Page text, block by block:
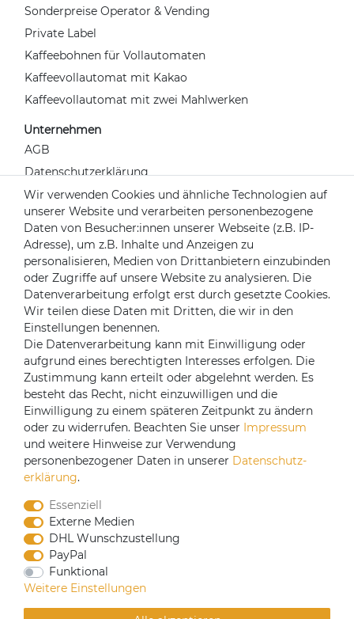
Sonderpreise Operator & Vending
Private Label
Kaffeebohnen für Vollautomaten
Kaffeevollautomat mit Kakao
Kaffeevollautomat mit zwei Mahlwerken
Unternehmen
AGB
Datenschutzerklärung
Widerrufsrecht
Impressum
Kontakt
Über uns
Mein Konto
Login
Registrieren
Versandpartner
CoffeeB2B hat eine Einkaufsvereinbarung mit
Coffeefair. Sollten Sie den Mindestbestellwert nicht
erreichen, können Sie bei www.coffeefair.de bestellen.
Wir verwenden Cookies und ähnliche Technologien auf
unserer Website und verarbeiten personenbezogene
Daten von Besucher:innen unserer Webseite (z.B. IP-
Adresse), um z.B. Inhalte und Anzeigen zu
personalisieren, Medien von Drittanbietern einzubinden
oder Zugriffe auf unsere Website zu analysieren. Die
Datenverarbeitung erfolgt erst durch gesetzte Cookies.
Wir teilen diese Daten mit Dritten, die wir in den
Einstellungen benennen.
Die Datenverarbeitung kann mit Einwilligung oder
aufgrund eines berechtigten Interesses erfolgen. Die
Zustimmung kann erteilt oder abgelehnt werden. Es
besteht das Recht, nicht einzuwilligen und die
Einwilligung zu einem späteren Zeitpunkt zu ändern
oder zu widerrufen. Beachten Sie unser Impressum
und weitere Hinweise zur Verwendung
personenbezogener Daten in unserer Daten­schutz­
erklärung.
Essenziell
Externe Medien
DHL Wunschzustellung
PayPal
Funktional
Weitere Einstellungen